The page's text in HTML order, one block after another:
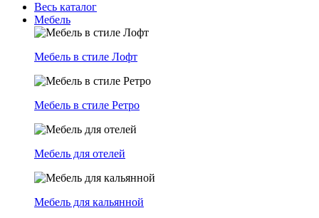
Весь каталог
Мебель
Мебель в стиле Лофт
Мебель в стиле Ретро
Мебель для отелей
Мебель для кальянной